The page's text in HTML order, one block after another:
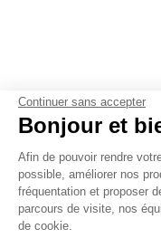
Continuer sans accepter
Bonjour et
Afin de pouvoir rendre
possible, améliorer nos
fréquentation et proposer
parcours de visite, nos
de cookie.